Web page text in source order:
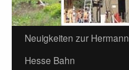
Neuigkeiten zur Hermann
Hesse Bahn